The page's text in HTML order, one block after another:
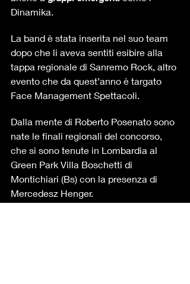
Dinamika.
La band è stata inserita nel suo team
dopo che li aveva sentiti esibire alla
tappa regionale di Sanremo Rock, altro
evento che da quest’anno è targato
Face Management Spettacoli.
Dalla mente di Roberto Posenato sono
nate le finali regionali del concorso,
che si sono tenute in Lombardia al
Green Park Villa Boschetti di
Montichiari (Bs) con la presenza di
Mercedesz Henger.